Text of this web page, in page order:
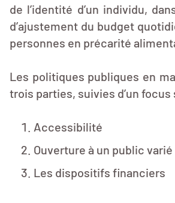
de l’identité d’un individu,
d’ajustement du budget
personnes en précarité
Les politiques publiques en
trois parties, suivies d’un
Accessibilité
Ouverture à un public varié
Les dispositifs financiers